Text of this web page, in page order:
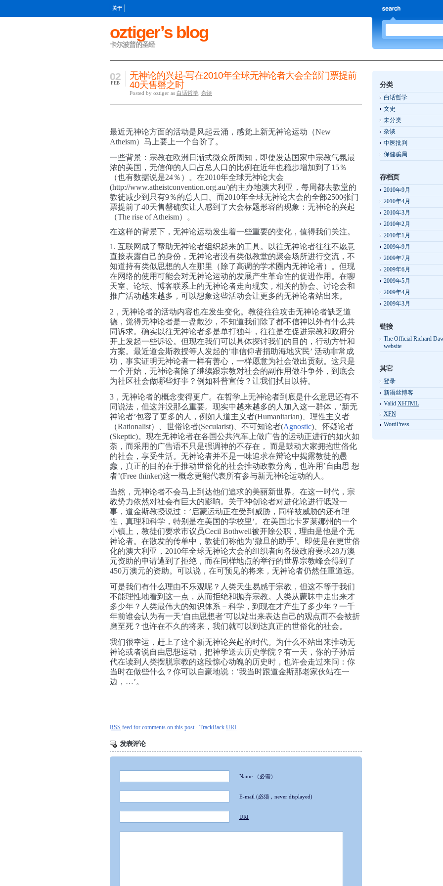
oztiger’s blog
卡尔波普的圣经
关于
无神论的兴起-写在2010年全球无神论者大会全部门票提前
40天售罄之时
02
FEB
Posted by oztiger as 白话哲学 杂谈
最近无神论方面的活动是风起云涌，感觉上新无神论运动（New
Atheism）马上要上一个台阶了。
一些背景：宗教在欧洲日渐式微众所周知，即使发达国家中宗教气氛最
浓的美国，无信仰的人口占总人口的比例在近年也稳步增加到了15％
（也有数据说是24％）。在2010年全球无神论大会
(http://www.atheistconvention.org.au/)的主办地澳大利亚，每周都去教堂的
教徒减少到只有9％的总人口。而2010年全球无神论大会的全部2500张门
票提前了40天售罄确实让人感到了大会标题形容的现象：无神论的兴起
（The rise of Atheism）。
在这样的背景下，无神论运动发生着一些重要的变化，值得我们关注。
1. 互联网成了帮助无神论者组织起来的工具。以往无神论者往往不愿意
直接表露自己的身份，无神论者没有类似教堂的聚会场所进行交流，不
知道持有类似思想的人在那里（除了高调的学术圈内无神论者）。但现
在网络的使用可能会对无神论运动的发展产生革命性的促进作用。在聊
天室、论坛、博客联系上的无神论者走向现实，相关的协会、讨论会和
推广活动越来越多，可以想象这些活动会让更多的无神论者站出来。
2，无神论者的活动内容也在发生变化。教徒往往攻击无神论者缺乏道
德，觉得无神论者是一盘散沙，不知道我们除了都不信神以外有什么共
同诉求。确实以往无神论者多是单打独斗，往往是在促进宗教和政府分
开上发起一些诉讼。但现在我们可以具体探讨我们的目的，行动方针和
方案。最近道金斯教授等人发起的’非信仰者捐助海地灾民’ 活动非常成
功，事实证明无神论者一样有善心，一样愿意为社会做出贡献。这只是
一个开始，无神论者除了继续跟宗教对社会的副作用做斗争外，到底会
为社区社会做哪些好事？例如科普宣传？让我们拭目以待。
3，无神论者的概念变得更广。在哲学上无神论者到底是什么意思还有不
同说法，但这并没那么重要。现实中越来越多的人加入这一群体，’新无
神论者’包容了更多的人，例如人道主义者(Humanitarian)、理性主义者
（Rationalist）、世俗论者(Secularist)、不可知论者(Agnostic)、怀疑论者
(Skeptic)。现在无神论者在各国公共汽车上做广告的运动正进行的如火如
荼，而采用的广告语不只是强调神的不存在， 而是鼓动大家拥抱世俗化
的社会，享受生活。无神论者并不是一味追求在辩论中揭露教徒的愚
蠢，真正的目的在于推动世俗化的社会推动政教分离，也许用’自由思 想
者’(Free thinker)这一概念更能代表所有参与新无神论运动的人。
当然，无神论者不会马上到达他们追求的美丽新世界。在这一时代，宗
教势力依然对社会有巨大的影响。关于神创论者对进化论进行诋毁一
事，道金斯教授说过：’启蒙运动正在受到威胁，同样被威胁的还有理
性，真理和科学，特别是在美国的学校里’。在美国北卡罗莱娜州的一个
小镇上，教徒们要求市议员Cecil Bothwell被开除公职，理由是他是个无
神论者。在散发的传单中，教徒们称他为’撒旦的助手’。即使是在更世俗
化的澳大利亚，2010年全球无神论大会的组织者向各级政府要求28万澳
元资助的申请遭到了拒绝，而在同样地点的举行的世界宗教峰会得到了
450万澳元的资助。可以说，在可预见的将来，无神论者仍然任重道远。
可是我们有什么理由不乐观呢？人类天生易感于宗教，但这不等于我们
不能理性地看到这一点，从而拒绝和抛弃宗教。人类从蒙昧中走出来才
多少年？人类最伟大的知识体系－科学，到现在才产生了多少年？一千
年前谁会认为有一天’自由思想者’可以站出来表达自己的观点而不会被折
磨至死？也许在不久的将来，我们就可以到达真正的世俗化的社会。
我们很幸运，赶上了这个新无神论兴起的时代。为什么不站出来推动无
神论或者说自由思想运动，把神学送去历史学院？有一天，你的子孙后
代在读到人类摆脱宗教的这段惊心动魄的历史时，也许会走过来问：你
当时在做些什么？你可以自豪地说：’我当时跟道金斯那老家伙站在一
边，…’。
RSS feed for comments on this post · TrackBack URI
发表评论
Name （必需）
E-mail (必须，never displayed)
URI
分类
白话哲学
文史
未分类
杂谈
中医批判
保健骗局
存档页
2010年9月
2010年4月
2010年3月
2010年2月
2010年1月
2009年9月
2009年7月
2009年6月
2009年5月
2009年4月
2009年3月
链接
The Official Richard
website
其它
登录
新语丝博客
Valid XHTML
XFN
WordPress